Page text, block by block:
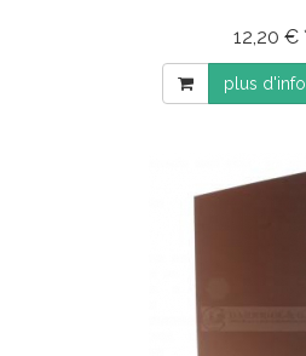
12,20 €
plus